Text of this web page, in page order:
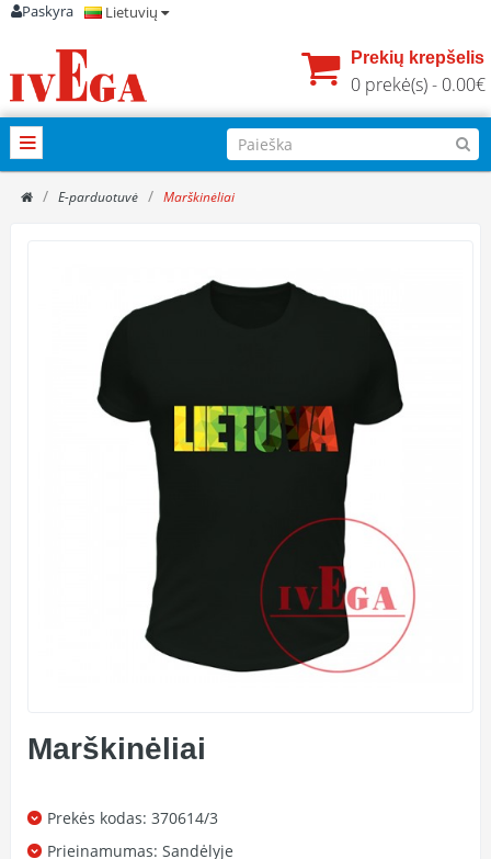
Paskyra Lietuvių
Prekių krepšelis
0 prekė(s) - 0.00€
E-parduotuvė Marškinėliai
Marškinėliai
Prekės kodas: 370614/3
Prieinamumas: Sandėlyje